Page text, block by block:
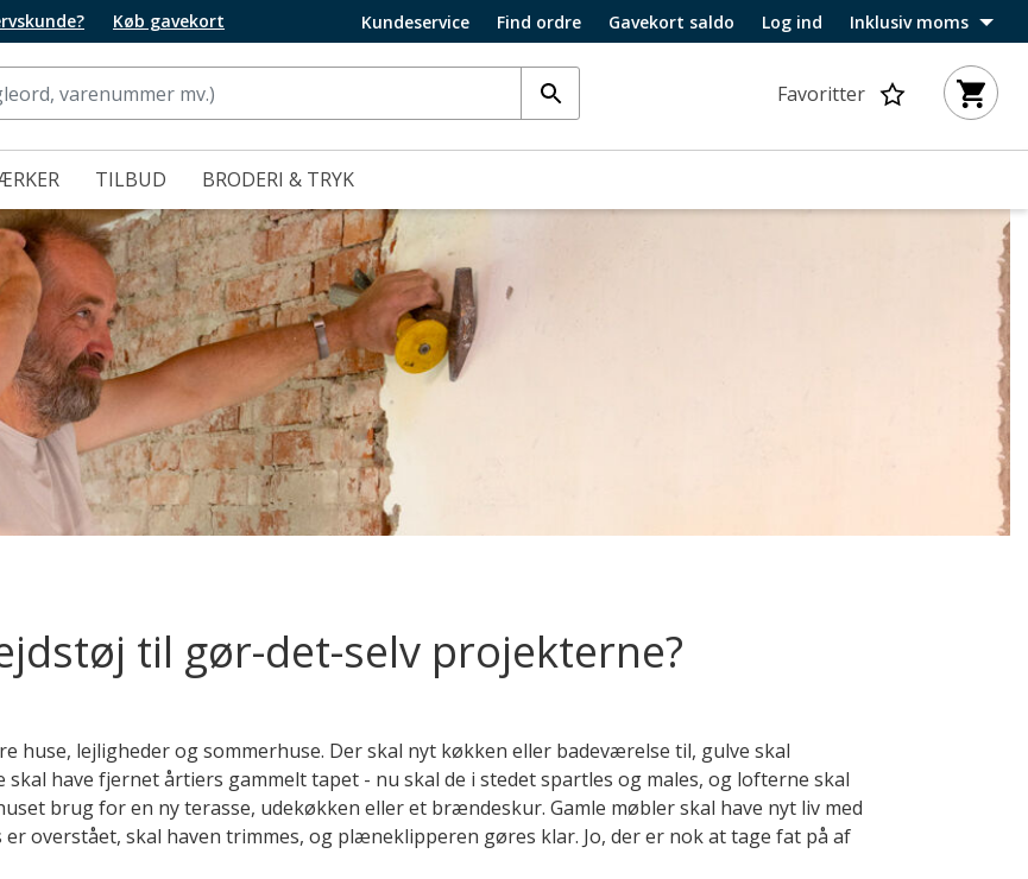
Køb gavekort Kundeservice Find ordre Gavekort saldo Log ind Inklusiv moms
Favoritter
TILBUD BRODERI & TRYK
til gør-det-selv projekterne?
huse, lejligheder og sommerhuse. Der skal nyt køkken eller badeværelse til, gulve skal
have fjernet årtiers gammelt tapet - nu skal de i stedet spartles og males, og lofterne skal
brug for en ny terasse, udekøkken eller et brændeskur. Gamle møbler skal have nyt liv med
overstået, skal haven trimmes, og plæneklipperen gøres klar. Jo, der er nok at tage fat på af